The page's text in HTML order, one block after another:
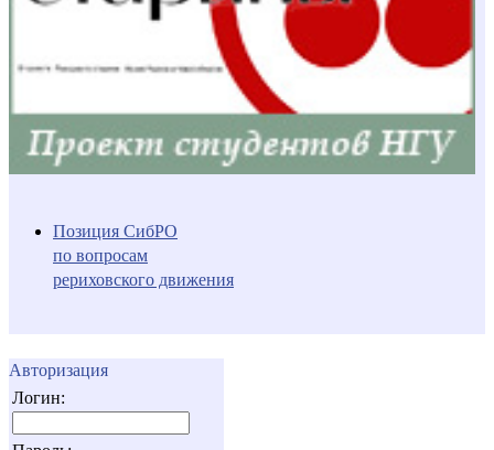
Позиция СибРО
по вопросам
рериховского движения
Авторизация
Логин: